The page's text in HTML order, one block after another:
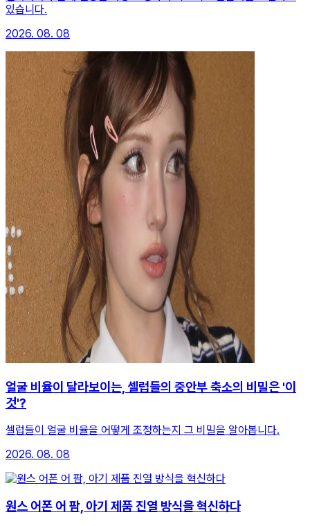
있습니다.
2026. 08. 08
얼굴 비율이 달라보이는, 셀럽들의 중안부 축소의 비밀은 '이
것'?
셀럽들이 얼굴 비율을 어떻게 조정하는지 그 비밀을 알아봅니다.
2026. 08. 08
원스 어폰 어 팜, 아기 제품 진열 방식을 혁신하다